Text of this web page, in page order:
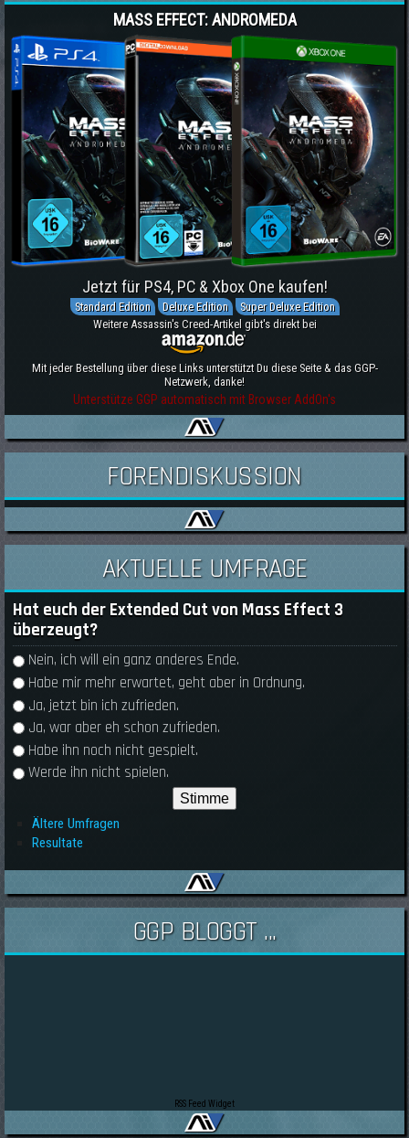
MASS EFFECT: ANDROMEDA
Jetzt für PS4, PC & Xbox One kaufen!
Standard Edition Deluxe Edition
Super Deluxe Edition
Weitere Assassin's Creed-Artikel gibt's direkt bei
Mit jeder Bestellung über diese Links unterstützt Du diese Seite & das GGP-
Netzwerk, danke!
Unterstütze GGP automatisch mit Browser AddOn's
FORENDISKUSSION
AKTUELLE UMFRAGE
Hat euch der Extended Cut von Mass Effect 3
überzeugt?
Auswahlmöglichkeiten
Nein, ich will ein ganz anderes Ende.
Habe mir mehr erwartet, geht aber in Ordnung.
Ja, jetzt bin ich zufrieden.
Ja, war aber eh schon zufrieden.
Habe ihn noch nicht gespielt.
Werde ihn nicht spielen.
Ältere Umfragen
Resultate
GGP BLOGGT ...
RSS Feed Widget